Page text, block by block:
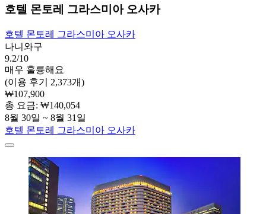
호텔 몬토레 그라스미아 오사카
호텔 몬토레 그라스미아 오사카
나니와구
9.2/10
매우 훌륭해요
(이용 후기 2,373개)
₩107,900
총 요금: ₩140,054
8월 30일 ~ 8월 31일
호텔 몬토레 그라스미아 오사카